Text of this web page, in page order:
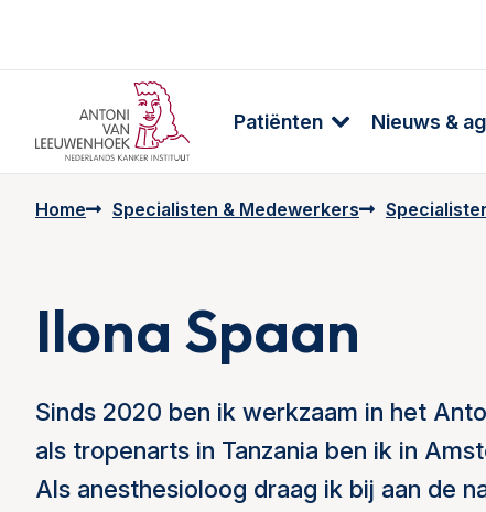
Patiënten Nieuws &
Home Specialisten & Medewerkers
Ilona Spaan
Sinds 2020 ben ik werkzaam in het
als tropenarts in Tanzania ben ik in
Als anesthesioloog draag ik bij aan de